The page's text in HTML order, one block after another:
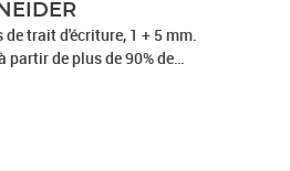
trait d'écriture, 1 + 5 mm.
partir de plus de 90% de
le label écologique
Encre universelle pour
maximale et qui est